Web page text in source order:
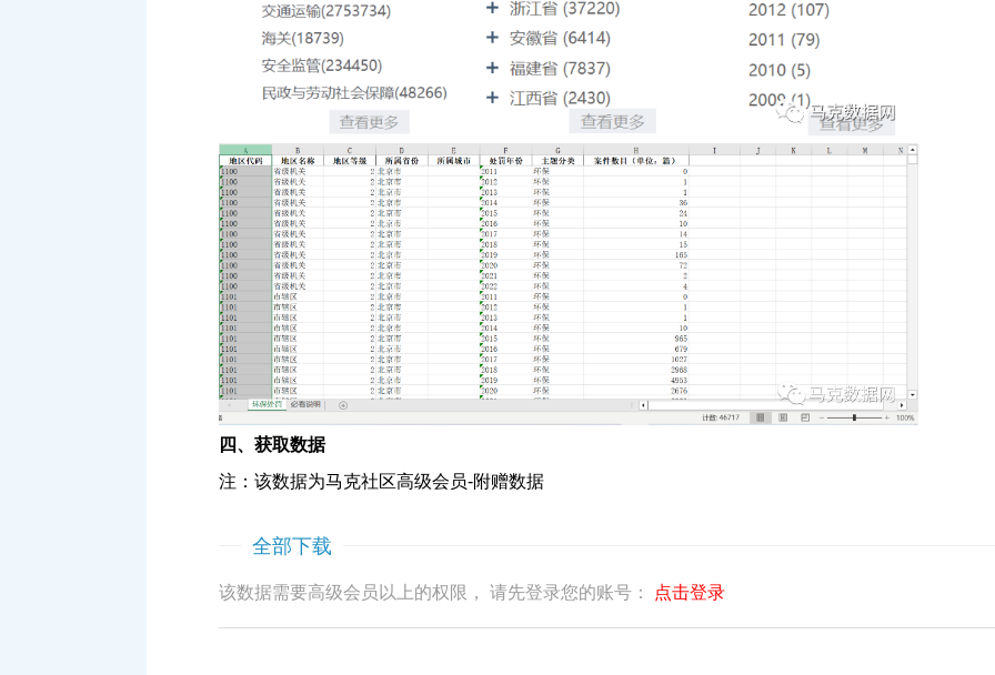
四、获取数据
注：该数据为马克社区高级会员-附赠数据
全部下载
该数据需要高级会员以上的权限， 请先登录您的账号： 点击登录